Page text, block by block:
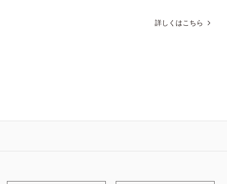
詳しくはこちら